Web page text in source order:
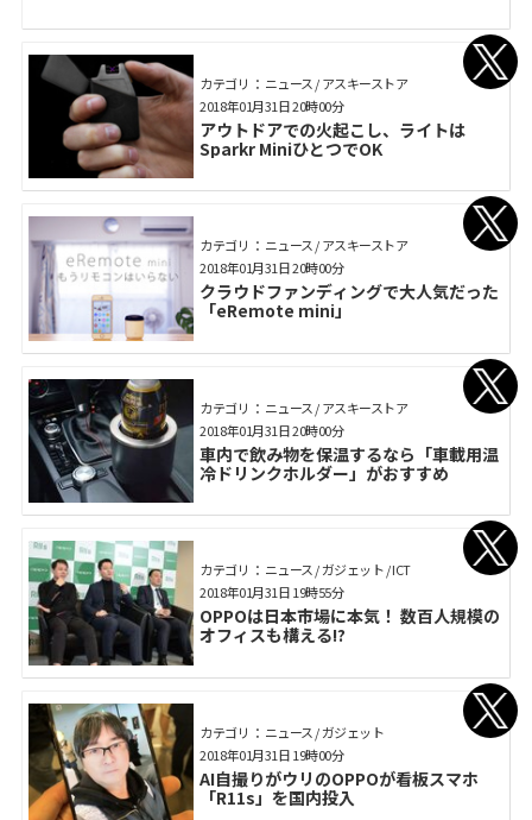
カテゴリ： ニュース / アスキーストア
アウトドアでの火起こし、ライトは
Sparkr MiniひとつでOK
2018年01月31日 20時00分
カテゴリ： ニュース / アスキーストア
クラウドファンディングで大人気だった
「eRemote mini」
2018年01月31日 20時00分
カテゴリ： ニュース / アスキーストア
車内で飲み物を保温するなら「車載用温
冷ドリンクホルダー」がおすすめ
2018年01月31日 20時00分
カテゴリ： ニュース / ガジェット / ICT
OPPOは日本市場に本気！ 数百人規模の
オフィスも構える!?
2018年01月31日 19時55分
カテゴリ： ニュース / ガジェット
AI自撮りがウリのOPPOが看板スマホ
「R11s」を国内投入
2018年01月31日 19時00分